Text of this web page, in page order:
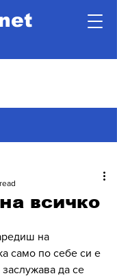
всичко
на
само по себе си е
заслужава да се